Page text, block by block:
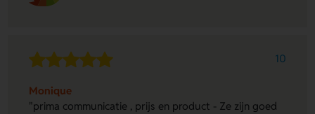
10
Monique
"prima communicatie , prijs en product - Ze zijn goed